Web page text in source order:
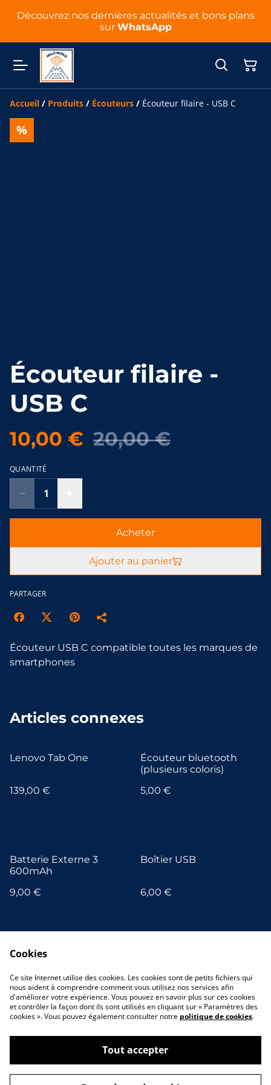
Découvrez nos dernières actualités et bons plans
sur WhatsApp
Accueil / Produits / Écouteurs / Écouteur filaire - USB C
%
Écouteur filaire -
USB C
10,00 € 20,00 €
QUANTITÉ
Acheter
Ajouter au panier
PARTAGER
Écouteur USB C compatible toutes les marques de
smartphones
Articles connexes
Lenovo Tab One
139,00 €
Écouteur bluetooth
(plusieurs coloris)
5,00 €
Batterie Externe 3
600mAh
9,00 €
Boîtier USB
6,00 €
©2026Hello World
Cookies
Ce site Internet utilise des cookies. Les cookies sont de petits fichiers qui
nous aident à comprendre comment vous utilisez nos services afin
d'améliorer votre expérience. Vous pouvez en savoir plus sur ces cookies
et contrôler la façon dont ils sont utilisés en cliquant sur « Paramètres des
cookies ». Vous pouvez également consulter notre politique de cookies.
Tout accepter